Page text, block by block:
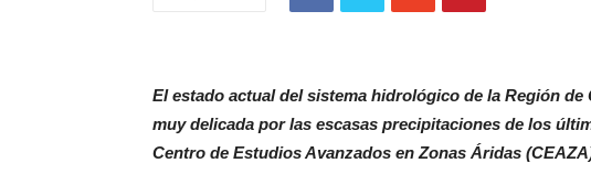
El estado actual del sistema hidrológico de la Región
muy delicada por las escasas precipitaciones de los
Centro de Estudios Avanzados en Zonas Áridas